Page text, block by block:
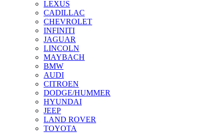
LEXUS
CADILLAC
CHEVROLET
INFINITI
JAGUAR
LINCOLN
MAYBACH
BMW
AUDI
CITROEN
DODGE/HUMMER
HYUNDAI
JEEP
LAND ROVER
TOYOTA